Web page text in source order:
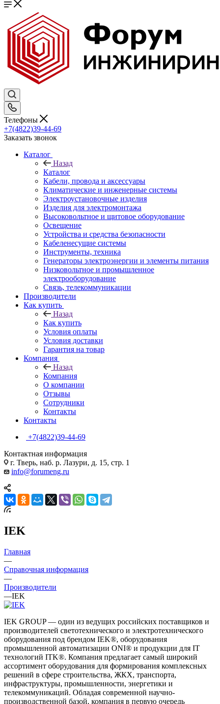
Телефоны
+7(4822)39-44-69
Заказать звонок
Каталог
Назад
Каталог
Кабели, провода и аксессуары
Климатические и инженерные системы
Электроустановочные изделия
Изделия для электромонтажа
Высоковольтное и щитовое оборудование
Освещение
Устройства и средства безопасности
Кабеленесущие системы
Инструменты, техника
Генераторы электроэнергии и элементы питания
Низковольтное и промышленное
электрооборудование
Связь, телекоммуникации
Производители
Как купить
Назад
Как купить
Условия оплаты
Условия доставки
Гарантия на товар
Компания
Назад
Компания
О компании
Отзывы
Сотрудники
Контакты
Контакты
+7(4822)39-44-69
Контактная информация
г. Тверь, наб. р. Лазури, д. 15, стр. 1
info@forumeng.ru
IEK
Главная
—
Справочная информация
—
Производители
—IEK
IEK GROUP — один из ведущих российских поставщиков и
производителей светотехнического и электротехнического
оборудования под брендом IEK®, оборудования
промышленной автоматизации ONI® и продукции для IT
технологий ITK®. Компания предлагает самый широкий
ассортимент оборудования для формирования комплексных
решений в сфере строительства, ЖКХ, транспорта,
инфраструктуры, промышленности, энергетики и
телекоммуникаций. Обладая современной научно-
производственной базой, компания в первую очередь